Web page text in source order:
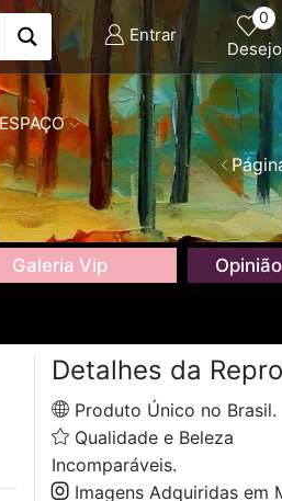
Entrar
0
Galeria Vip
Detalhes da
Produto Único no Brasil.
Qualidade e Beleza
Incomparáveis.
Imagens Adquiridas em